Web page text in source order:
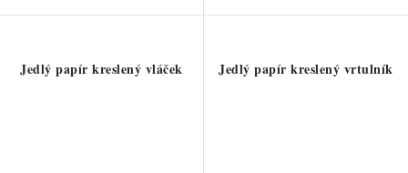
Jedlý papír kreslený vláček Jedlý papír kreslený vrtulník